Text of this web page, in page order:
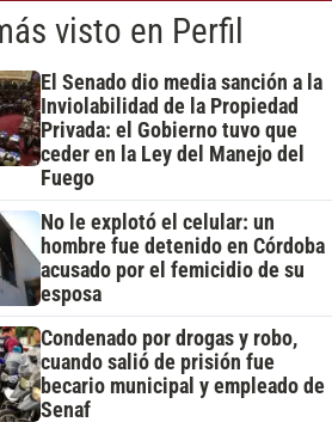
visto en Perfil
El Senado dio media sanción a la
Inviolabilidad de la Propiedad
Privada: el Gobierno tuvo que
ceder en la Ley del Manejo del
Fuego
No le explotó el celular: un
hombre fue detenido en Córdoba
acusado por el femicidio de su
esposa
Condenado por drogas y robo,
cuando salió de prisión fue
becario municipal y empleado de
Senaf